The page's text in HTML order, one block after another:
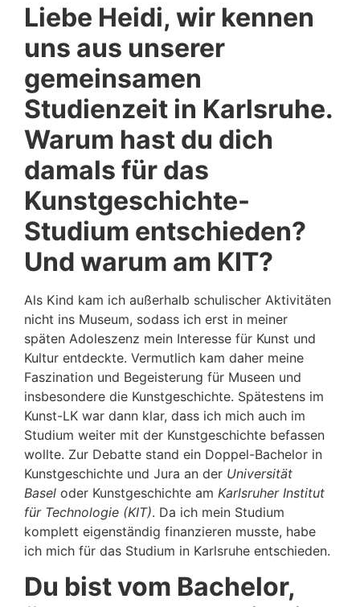
Liebe Heidi, wir kennen
uns aus unserer
gemeinsamen
Studienzeit in Karlsruhe.
Warum hast du dich
damals für das
Kunstgeschichte-
Studium entschieden?
Und warum am KIT?
Als Kind kam ich außerhalb schulischer Aktivitäten
nicht ins Museum, sodass ich erst in meiner
späten Adoleszenz mein Interesse für Kunst und
Kultur entdeckte. Vermutlich kam daher meine
Faszination und Begeisterung für Museen und
insbesondere die Kunstgeschichte. Spätestens im
Kunst-LK war dann klar, dass ich mich auch im
Studium weiter mit der Kunstgeschichte befassen
wollte. Zur Debatte stand ein Doppel-Bachelor in
Kunstgeschichte und Jura an der Universität
Basel oder Kunstgeschichte am Karlsruher Institut
für Technologie (KIT). Da ich mein Studium
komplett eigenständig finanzieren musste, habe
ich mich für das Studium in Karlsruhe entschieden.
Du bist vom Bachelor,